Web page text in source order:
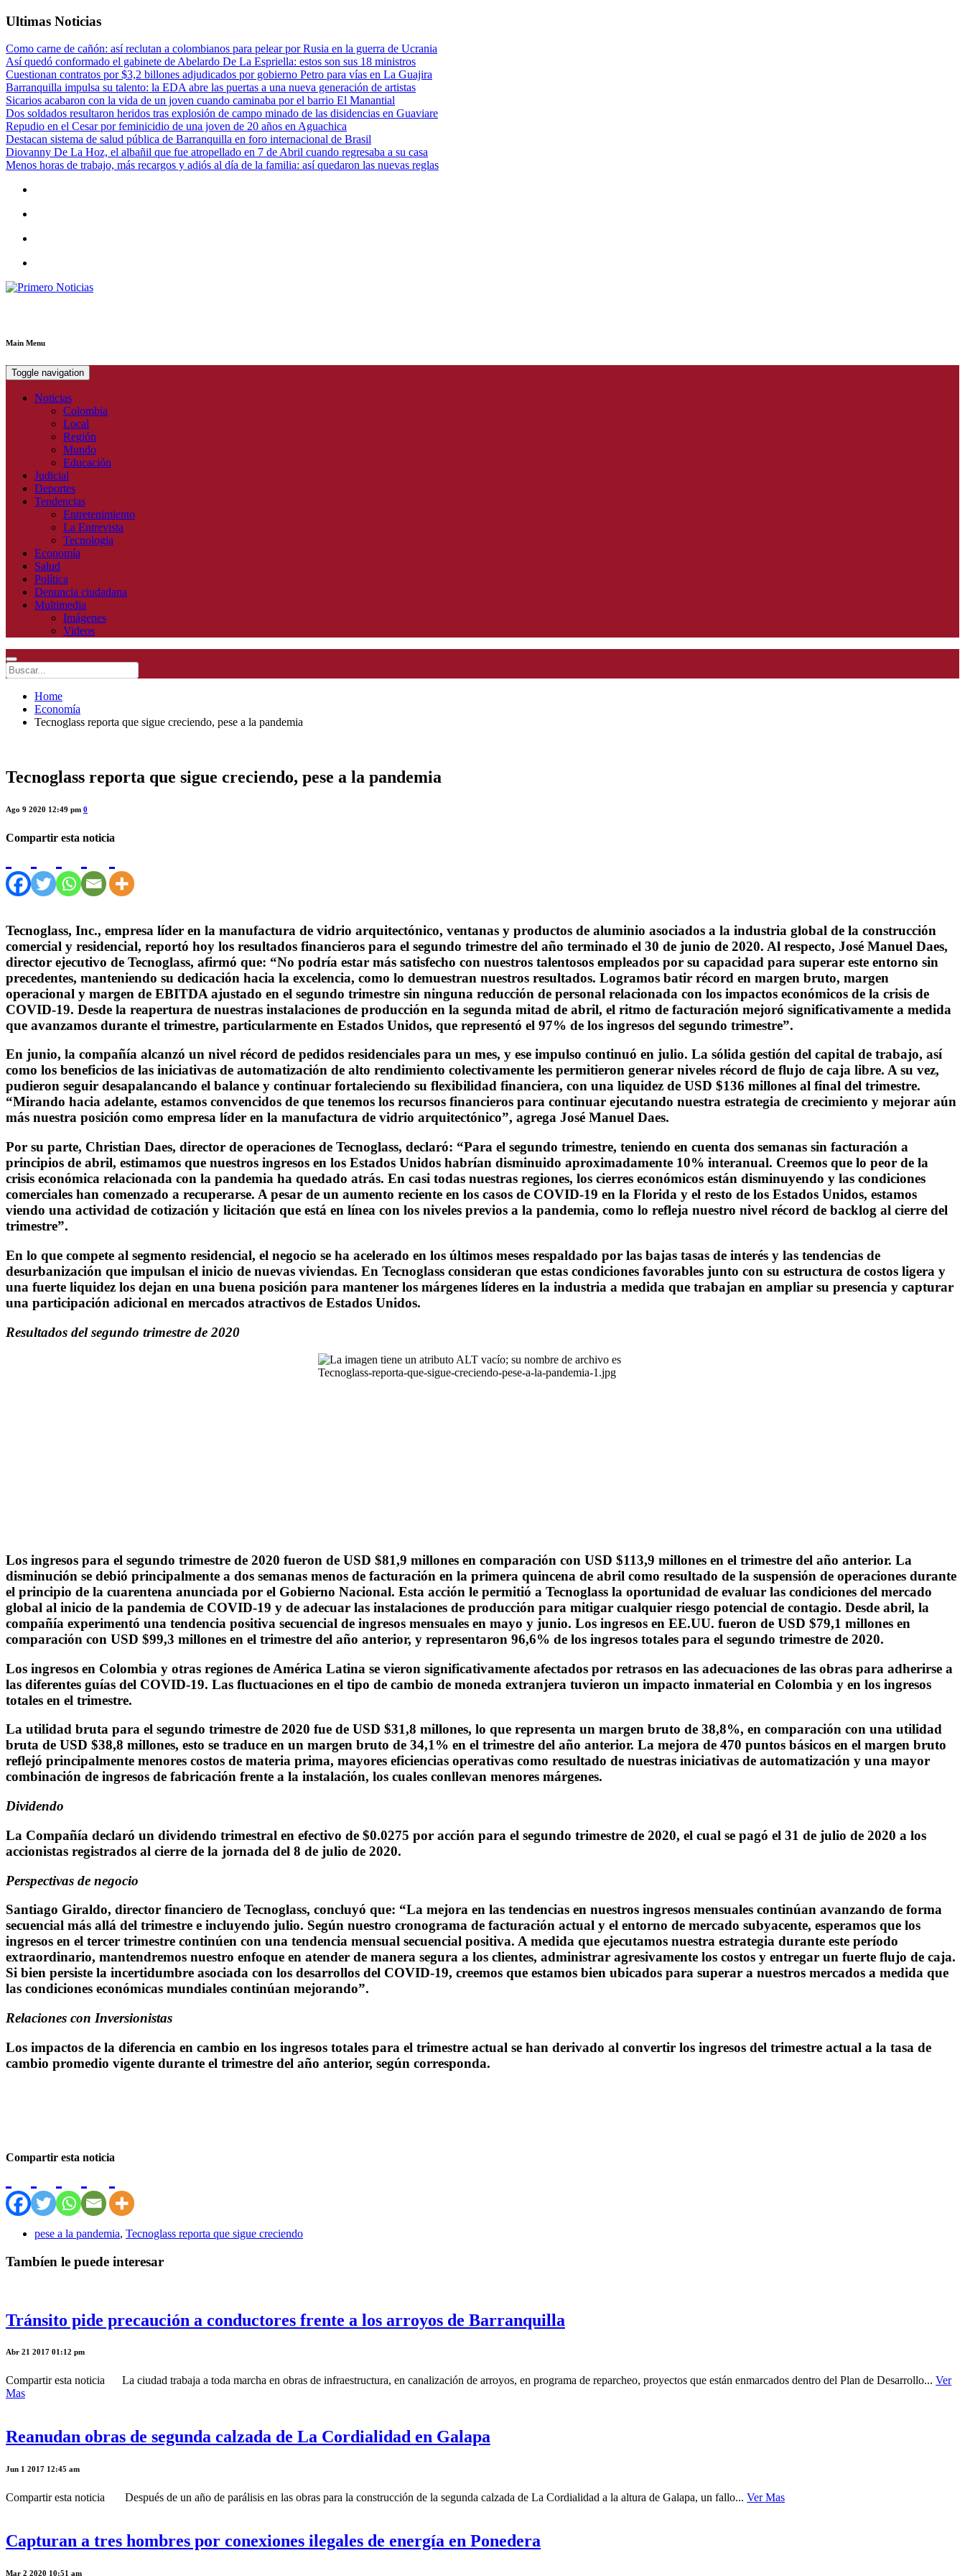
Ultimas Noticias
Como carne de cañón: así reclutan a colombianos para pelear por Rusia en la guerra de Ucrania
Así quedó conformado el gabinete de Abelardo De La Espriella: estos son sus 18 ministros
Cuestionan contratos por $3,2 billones adjudicados por gobierno Petro para vías en La Guajira
Barranquilla impulsa su talento: la EDA abre las puertas a una nueva generación de artistas
Sicarios acabaron con la vida de un joven cuando caminaba por el barrio El Manantial
Dos soldados resultaron heridos tras explosión de campo minado de las disidencias en Guaviare
Repudio en el Cesar por feminicidio de una joven de 20 años en Aguachica
Destacan sistema de salud pública de Barranquilla en foro internacional de Brasil
Diovanny De La Hoz, el albañil que fue atropellado en 7 de Abril cuando regresaba a su casa
Menos horas de trabajo, más recargos y adiós al día de la familia: así quedaron las nuevas reglas
Main Menu
Toggle navigation
Noticias
Colombia
Local
Región
Mundo
Educación
Judicial
Deportes
Tendencias
Entretenimiento
La Entrevista
Tecnologia
Economía
Salud
Política
Denuncia ciudadana
Multimedia
Imágenes
Videos
Home
Economía
Tecnoglass reporta que sigue creciendo, pese a la pandemia
Tecnoglass reporta que sigue creciendo, pese a la pandemia
Ago 9 2020 12:49 pm 0
Compartir esta noticia
Tecnoglass, Inc., empresa líder en la manufactura de vidrio arquitectónico, ventanas y productos de aluminio asociados a la industria global de la construcción
comercial y residencial, reportó hoy los resultados financieros para el segundo trimestre del año terminado el 30 de junio de 2020. Al respecto, José Manuel Daes,
director ejecutivo de Tecnoglass, afirmó que: “No podría estar más satisfecho con nuestros talentosos empleados por su capacidad para superar este entorno sin
precedentes, manteniendo su dedicación hacia la excelencia, como lo demuestran nuestros resultados. Logramos batir récord en margen bruto, margen
operacional y margen de EBITDA ajustado en el segundo trimestre sin ninguna reducción de personal relacionada con los impactos económicos de la crisis de
COVID-19. Desde la reapertura de nuestras instalaciones de producción en la segunda mitad de abril, el ritmo de facturación mejoró significativamente a medida
que avanzamos durante el trimestre, particularmente en Estados Unidos, que representó el 97% de los ingresos del segundo trimestre”.
En junio, la compañía alcanzó un nivel récord de pedidos residenciales para un mes, y ese impulso continuó en julio. La sólida gestión del capital de trabajo, así
como los beneficios de las iniciativas de automatización de alto rendimiento colectivamente les permitieron generar niveles récord de flujo de caja libre. A su vez,
pudieron seguir desapalancando el balance y continuar fortaleciendo su flexibilidad financiera, con una liquidez de USD $136 millones al final del trimestre.
“Mirando hacia adelante, estamos convencidos de que tenemos los recursos financieros para continuar ejecutando nuestra estrategia de crecimiento y mejorar aún
más nuestra posición como empresa líder en la manufactura de vidrio arquitectónico”, agrega José Manuel Daes.
Por su parte, Christian Daes, director de operaciones de Tecnoglass, declaró: “Para el segundo trimestre, teniendo en cuenta dos semanas sin facturación a
principios de abril, estimamos que nuestros ingresos en los Estados Unidos habrían disminuido aproximadamente 10% interanual. Creemos que lo peor de la
crisis económica relacionada con la pandemia ha quedado atrás. En casi todas nuestras regiones, los cierres económicos están disminuyendo y las condiciones
comerciales han comenzado a recuperarse. A pesar de un aumento reciente en los casos de COVID-19 en la Florida y el resto de los Estados Unidos, estamos
viendo una actividad de cotización y licitación que está en línea con los niveles previos a la pandemia, como lo refleja nuestro nivel récord de backlog al cierre del
trimestre”.
En lo que compete al segmento residencial, el negocio se ha acelerado en los últimos meses respaldado por las bajas tasas de interés y las tendencias de
desurbanización que impulsan el inicio de nuevas viviendas. En Tecnoglass consideran que estas condiciones favorables junto con su estructura de costos ligera y
una fuerte liquidez los dejan en una buena posición para mantener los márgenes líderes en la industria a medida que trabajan en ampliar su presencia y capturar
una participación adicional en mercados atractivos de Estados Unidos.
Resultados del segundo trimestre de 2020
Los ingresos para el segundo trimestre de 2020 fueron de USD $81,9 millones en comparación con USD $113,9 millones en el trimestre del año anterior. La
disminución se debió principalmente a dos semanas menos de facturación en la primera quincena de abril como resultado de la suspensión de operaciones durante
el principio de la cuarentena anunciada por el Gobierno Nacional. Esta acción le permitió a Tecnoglass la oportunidad de evaluar las condiciones del mercado
global al inicio de la pandemia de COVID-19 y de adecuar las instalaciones de producción para mitigar cualquier riesgo potencial de contagio. Desde abril, la
compañía experimentó una tendencia positiva secuencial de ingresos mensuales en mayo y junio. Los ingresos en EE.UU. fueron de USD $79,1 millones en
comparación con USD $99,3 millones en el trimestre del año anterior, y representaron 96,6% de los ingresos totales para el segundo trimestre de 2020.
Los ingresos en Colombia y otras regiones de América Latina se vieron significativamente afectados por retrasos en las adecuaciones de las obras para adherirse a
las diferentes guías del COVID-19. Las fluctuaciones en el tipo de cambio de moneda extranjera tuvieron un impacto inmaterial en Colombia y en los ingresos
totales en el trimestre.
La utilidad bruta para el segundo trimestre de 2020 fue de USD $31,8 millones, lo que representa un margen bruto de 38,8%, en comparación con una utilidad
bruta de USD $38,8 millones, esto se traduce en un margen bruto de 34,1% en el trimestre del año anterior. La mejora de 470 puntos básicos en el margen bruto
reflejó principalmente menores costos de materia prima, mayores eficiencias operativas como resultado de nuestras iniciativas de automatización y una mayor
combinación de ingresos de fabricación frente a la instalación, los cuales conllevan menores márgenes.
Dividendo
La Compañía declaró un dividendo trimestral en efectivo de $0.0275 por acción para el segundo trimestre de 2020, el cual se pagó el 31 de julio de 2020 a los
accionistas registrados al cierre de la jornada del 8 de julio de 2020.
Perspectivas de negocio
Santiago Giraldo, director financiero de Tecnoglass, concluyó que: “La mejora en las tendencias en nuestros ingresos mensuales continúan avanzando de forma
secuencial más allá del trimestre e incluyendo julio. Según nuestro cronograma de facturación actual y el entorno de mercado subyacente, esperamos que los
ingresos en el tercer trimestre continúen con una tendencia mensual secuencial positiva. A medida que ejecutamos nuestra estrategia durante este período
extraordinario, mantendremos nuestro enfoque en atender de manera segura a los clientes, administrar agresivamente los costos y entregar un fuerte flujo de caja.
Si bien persiste la incertidumbre asociada con los desarrollos del COVID-19, creemos que estamos bien ubicados para superar a nuestros mercados a medida que
las condiciones económicas mundiales continúan mejorando”.
Relaciones con Inversionistas
Los impactos de la diferencia en cambio en los ingresos totales para el trimestre actual se han derivado al convertir los ingresos del trimestre actual a la tasa de
cambio promedio vigente durante el trimestre del año anterior, según corresponda.
Compartir esta noticia
pese a la pandemia, Tecnoglass reporta que sigue creciendo
Tambíen le puede interesar
Tránsito pide precaución a conductores frente a los arroyos de Barranquilla
Abr 21 2017 01:12 pm
Compartir esta noticia La ciudad trabaja a toda marcha en obras de infraestructura, en canalización de arroyos, en programa de reparcheo, proyectos que están enmarcados dentro del Plan de Desarrollo... Ver
Mas
Reanudan obras de segunda calzada de La Cordialidad en Galapa
Jun 1 2017 12:45 am
Compartir esta noticia Después de un año de parálisis en las obras para la construcción de la segunda calzada de La Cordialidad a la altura de Galapa, un fallo... Ver Mas
Capturan a tres hombres por conexiones ilegales de energía en Ponedera
Mar 2 2020 10:51 am